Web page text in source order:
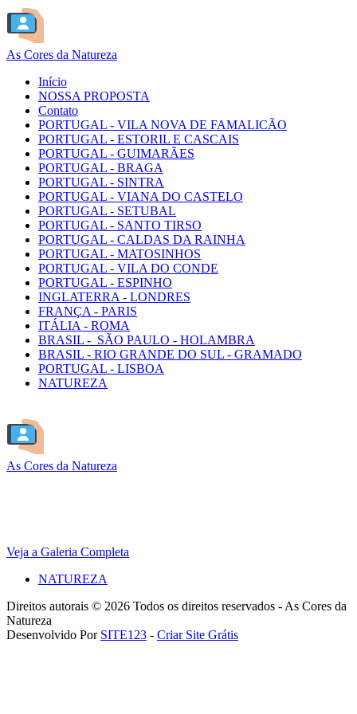
As Cores da Natureza
Início
NOSSA PROPOSTA
Contato
PORTUGAL - VILA NOVA DE FAMALICÃO
PORTUGAL - ESTORIL E CASCAIS
PORTUGAL - GUIMARÃES
PORTUGAL - BRAGA
PORTUGAL - SINTRA
PORTUGAL - VIANA DO CASTELO
PORTUGAL - SETUBAL
PORTUGAL - SANTO TIRSO
PORTUGAL - CALDAS DA RAINHA
PORTUGAL - MATOSINHOS
PORTUGAL - VILA DO CONDE
PORTUGAL - ESPINHO
INGLATERRA - LONDRES
FRANÇA - PARIS
ITÁLIA - ROMA
BRASIL - SÃO PAULO - HOLAMBRA
BRASIL - RIO GRANDE DO SUL - GRAMADO
PORTUGAL - LISBOA
NATUREZA
As Cores da Natureza
Veja a Galeria Completa
NATUREZA
Direitos autorais © 2026 Todos os direitos reservados - As Cores da
Natureza
Desenvolvido Por SITE123 - Criar Site Grátis